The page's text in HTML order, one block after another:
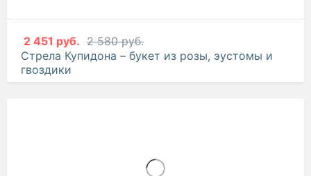
2 451 руб. 2 580 руб.
Стрела Купидона – букет из розы, эустомы и
гвоздики